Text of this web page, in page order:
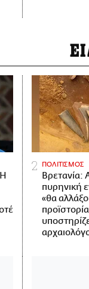
ΠΟΛΙΤΙΣΜΟΣ
Βρετανία:
πυρηνική
«θα